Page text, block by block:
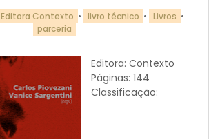
Editora Contexto • livro técnico • Livros •
parceria
Editora: Contexto
Páginas: 144
Classificação: